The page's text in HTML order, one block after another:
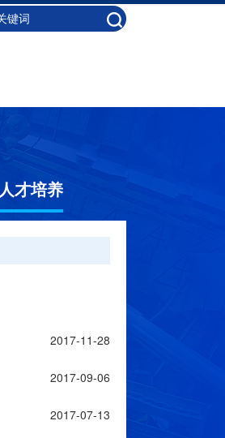
人才培养
2017-11-28
2017-09-06
2017-07-13